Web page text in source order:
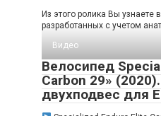
Из этого ролика Вы узнаете
разработанных с учетом
Видео
Велосипед
Carbon 29»
двухподвес для